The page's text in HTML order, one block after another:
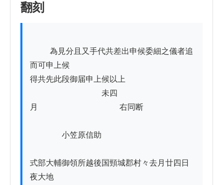
翻刻
而可申上候
得共先此段御届申上候以上
未四
月　　　　　　　　　　 右同断
小笠原信助
式部大輔御領所越後国頸城郡村々去月廿四日
夜大地